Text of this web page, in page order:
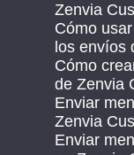
Zenvia
Cómo
los envíos
Cómo
de Zenvia
Enviar
Zenvia
Enviar